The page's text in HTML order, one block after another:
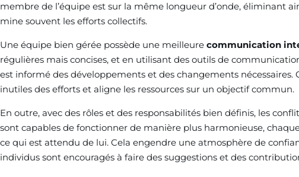
membre de l’équipe est sur la même longueur d’onde, éliminant
mine souvent les efforts collectifs.
Une équipe bien gérée possède une meilleure communication
régulières mais concises, et en utilisant des outils de
est informé des développements et des changements nécessaires.
inutiles des efforts et aligne les ressources sur un objectif commun.
En outre, avec des rôles et des responsabilités bien définis, les
sont capables de fonctionner de manière plus harmonieuse,
ce qui est attendu de lui. Cela engendre une atmosphère de
individus sont encouragés à faire des suggestions et des